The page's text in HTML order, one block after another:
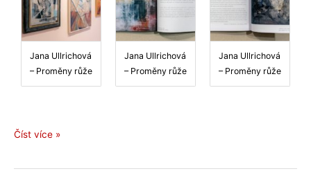
Jana Ullrichová
– Proměny růže
Jana Ullrichová
– Proměny růže
Jana Ullrichová
– Proměny růže
Jana
Číst více »